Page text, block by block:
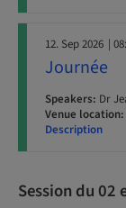
12. Sep 2026 |
Journée
Speakers: Dr
Venue location:
Description
Session du 02